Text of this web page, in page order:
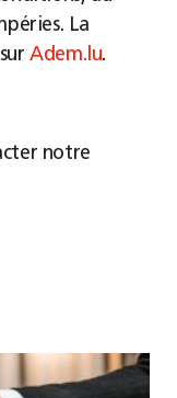
La
Adem.lu.
notre